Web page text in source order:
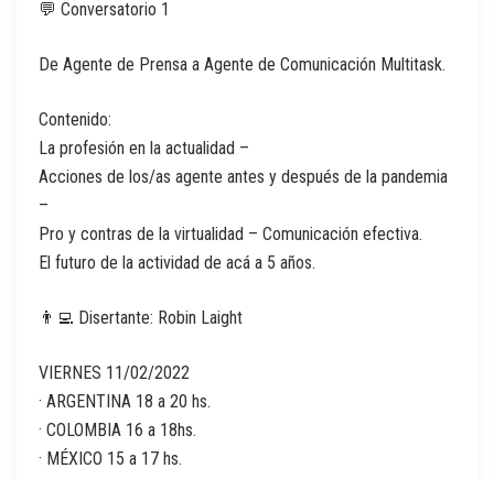
💬 Conversatorio 1
De Agente de Prensa a Agente de Comunicación Multitask.
Contenido:
La profesión en la actualidad –
Acciones de los/as agente antes y después de la pandemia
–
Pro y contras de la virtualidad – Comunicación efectiva.
El futuro de la actividad de acá a 5 años.
👨‍💻 Disertante: Robin Laight
VIERNES 11/02/2022
· ARGENTINA 18 a 20 hs.
· COLOMBIA 16 a 18hs.
· MÉXICO 15 a 17 hs.